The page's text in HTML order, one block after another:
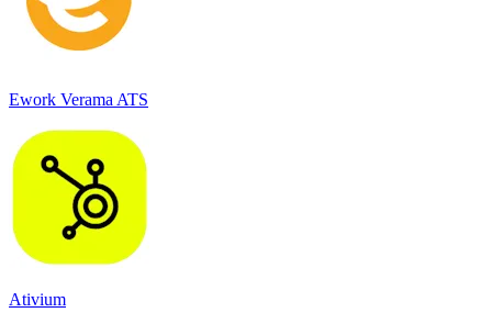
Ework Verama ATS
Ativium